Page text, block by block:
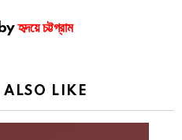
হৃদয়ে চট্টগ্রাম
LIKE